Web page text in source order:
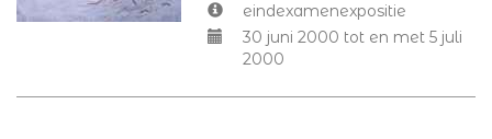
eindexamenexpositie
30 juni 2000 tot en met 5 juli
2000